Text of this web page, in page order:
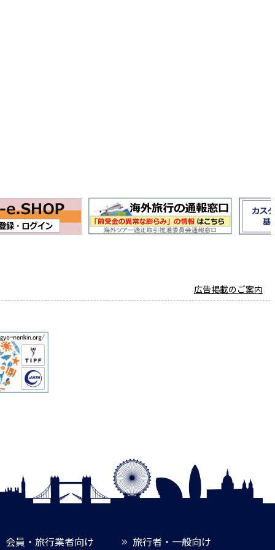
広告掲載のご案内
会員・旅行業者向け 旅行者・一般向け